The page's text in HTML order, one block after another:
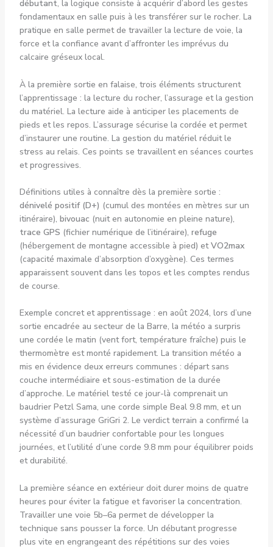
débutant, la logique consiste à acquérir d’abord les gestes
fondamentaux en salle puis à les transférer sur le rocher. La
pratique en salle permet de travailler la lecture de voie, la
force et la confiance avant d’affronter les imprévus du
calcaire gréseux local.
À la première sortie en falaise, trois éléments structurent
l’apprentissage : la lecture du rocher, l’assurage et la gestion
du matériel. La lecture aide à anticiper les placements de
pieds et les repos. L’assurage sécurise la cordée et permet
d’instaurer une routine. La gestion du matériel réduit le
stress au relais. Ces points se travaillent en séances courtes
et progressives.
Définitions utiles à connaître dès la première sortie :
dénivelé positif (D+) (cumul des montées en mètres sur un
itinéraire), bivouac (nuit en autonomie en pleine nature),
trace GPS (fichier numérique de l’itinéraire), refuge
(hébergement de montagne accessible à pied) etVO2max
(capacité maximale d’absorption d’oxygène). Ces termes
apparaissent souvent dans les topos et les comptes rendus
de course.
Exemple concret et apprentissage : en août 2024, lors d’une
sortie encadrée au secteur de la Barre, la météo a surpris
une cordée le matin (vent fort, température fraîche) puis le
thermomètre est monté rapidement. La transition météo a
mis en évidence deux erreurs communes : départ sans
couche intermédiaire et sous-estimation de la durée
d’approche. Le matériel testé ce jour-là comprenait un
baudrier Petzl Sama, une corde simple Beal 9.8 mm, et un
système d’assurage GriGri 2. Le verdict terrain a confirmé la
nécessité d’un baudrier confortable pour les longues
journées, et l’utilité d’une corde 9.8 mm pour équilibrer poids
et durabilité.
La première séance en extérieur doit durer moins de quatre
heures pour éviter la fatigue et favoriser la concentration.
Travailler une voie 5b–6a permet de développer la
technique sans pousser la force. Un débutant progresse
plus vite en engrangeant des répétitions sur des voies